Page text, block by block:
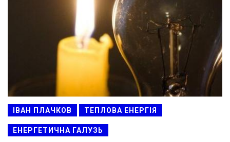
ІВАН ПЛАЧКОВ ТЕПЛОВА ЕНЕРГІЯ
ЕНЕРГЕТИЧНА ГАЛУЗЬ